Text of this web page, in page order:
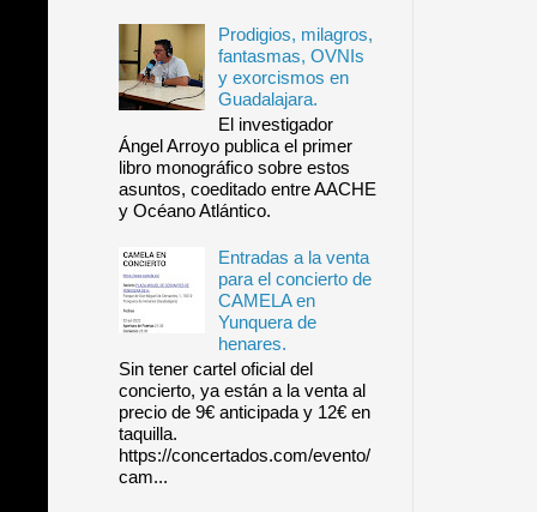
Prodigios, milagros,
fantasmas, OVNIs
y exorcismos en
Guadalajara.
El investigador
Ángel Arroyo publica el primer
libro monográfico sobre estos
asuntos, coeditado entre AACHE
y Océano Atlántico.
Entradas a la venta
para el concierto de
CAMELA en
Yunquera de
henares.
Sin tener cartel oficial del
concierto, ya están a la venta al
precio de 9€ anticipada y 12€ en
taquilla.
https://concertados.com/evento/
cam...